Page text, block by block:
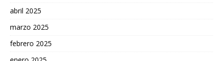
abril 2025
marzo 2025
febrero 2025